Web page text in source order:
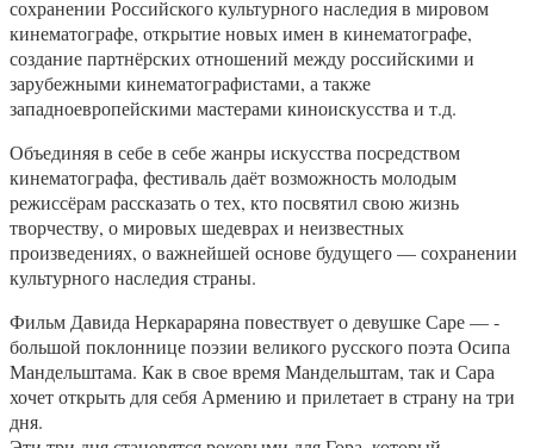
сохранении Российского культурного наследия в мировом
кинематографе, открытие новых имен в кинематографе,
создание партнёрских отношений между российскими и
зарубежными кинематографистами, а также
западноевропейскими мастерами киноискусства и т.д.
Объединяя в себе в себе жанры искусства посредством
кинематографа, фестиваль даёт возможность молодым
режиссёрам рассказать о тех, кто посвятил свою жизнь
творчеству, о мировых шедеврах и неизвестных
произведениях, о важнейшей основе будущего — сохранении
культурного наследия страны.
Фильм Давида Неркараряна повествует о девушке Саре — ­
большой поклоннице поэзии великого русского поэта Осипа
Ман­дельштама. Как в свое время Ман­дельштам, так и Сара
хочет открыть для себя Армению и прилетает в страну на три
дня.